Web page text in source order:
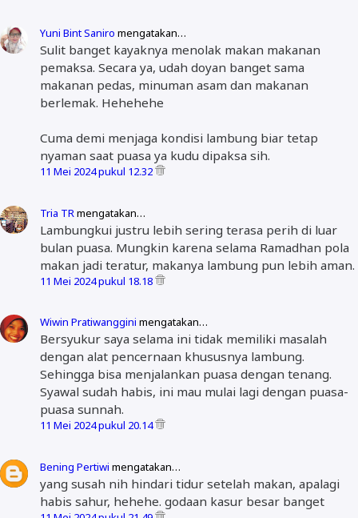
Yuni Bint Saniro mengatakan…
Sulit banget kayaknya menolak makan makanan
pemaksa. Secara ya, udah doyan banget sama
makanan pedas, minuman asam dan makanan
berlemak. Hehehehe
Cuma demi menjaga kondisi lambung biar tetap
nyaman saat puasa ya kudu dipaksa sih.
11 Mei 2024 pukul 12.32
Tria TRmengatakan…
Lambungkui justru lebih sering terasa perih di luar
bulan puasa. Mungkin karena selama Ramadhan pola
makan jadi teratur, makanya lambung pun lebih aman.
11 Mei 2024 pukul 18.18
Wiwin Pratiwanggini mengatakan…
Bersyukur saya selama ini tidak memiliki masalah
dengan alat pencernaan khususnya lambung.
Sehingga bisa menjalankan puasa dengan tenang.
Syawal sudah habis, ini mau mulai lagi dengan puasa-
puasa sunnah.
11 Mei 2024 pukul 20.14
Bening Pertiwi mengatakan…
yang susah nih hindari tidur setelah makan, apalagi
habis sahur, hehehe. godaan kasur besar banget